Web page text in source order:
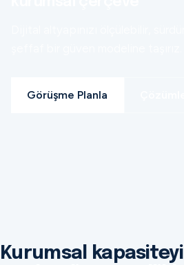
Görüşme Planla
Kurumsal kapasiteyi